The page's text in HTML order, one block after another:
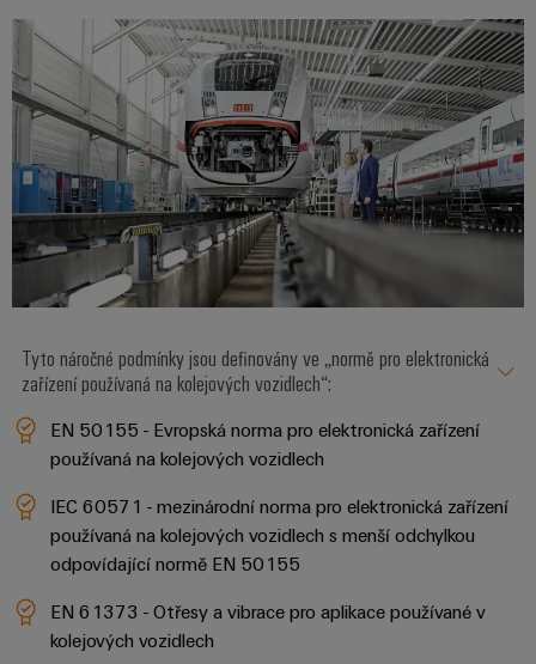
Tyto náročné podmínky jsou definovány ve „normě pro elektronická
zařízení používaná na kolejových vozidlech“:
EN 50155 - Evropská norma pro elektronická zařízení
používaná na kolejových vozidlech
IEC 60571 - mezinárodní norma pro elektronická zařízení
používaná na kolejových vozidlech s menší odchylkou
odpovídající normě EN 50155
EN 61373 - Otřesy a vibrace pro aplikace používané v
kolejových vozidlech